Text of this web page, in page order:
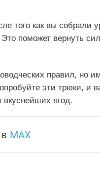
того как вы собрали
поможет вернуть
правил, но
эти трюки, и
ягод.
в MAX